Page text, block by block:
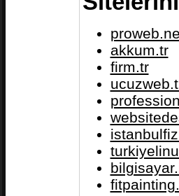
akkum.tr
firm.tr